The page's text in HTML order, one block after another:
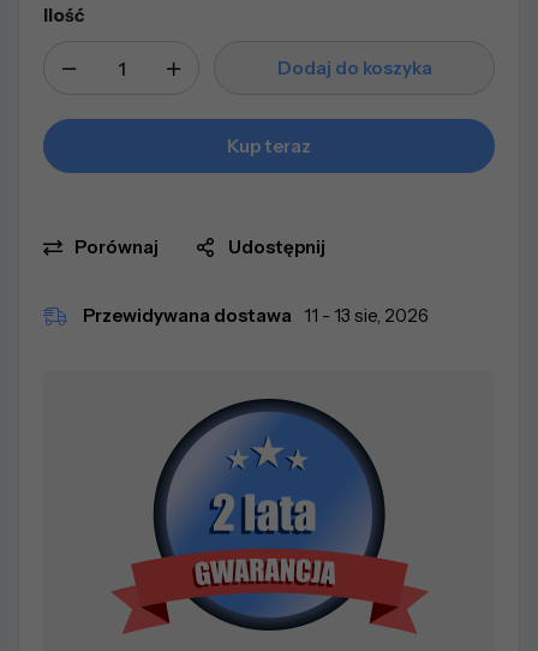
Ilość
Dodaj do koszyka
Kup teraz
Porównaj Udostępnij
Przewidywana dostawa 11 - 13 sie, 2026